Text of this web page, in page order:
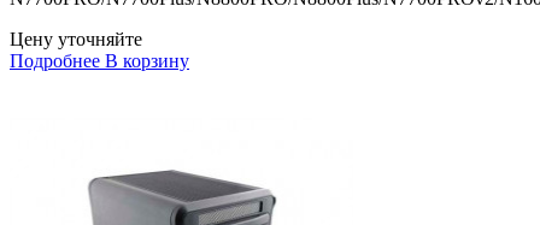
Цену уточняйте
Подробнее В корзину